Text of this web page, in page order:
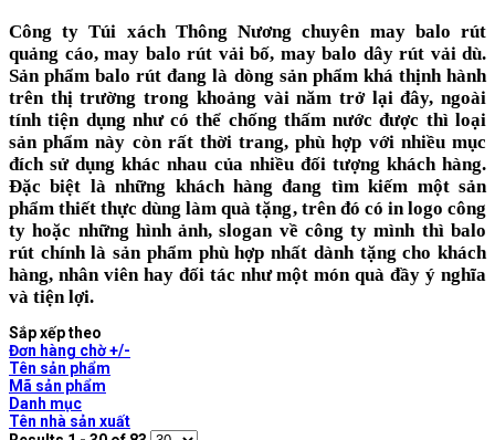
Công ty Túi xách Thông Nương chuyên may balo rút
quảng cáo, may balo rút vải bố, may balo dây rút vải dù.
Sản phẩm balo rút đang là dòng sản phẩm khá thịnh hành
trên thị trường trong khoảng vài năm trở lại đây, ngoài
tính tiện dụng như có thể chống thấm nước được thì loại
sản phẩm này còn rất thời trang, phù hợp với nhiều mục
đích sử dụng khác nhau của nhiều đối tượng khách hàng.
Đặc biệt là những khách hàng đang tìm kiếm một sản
phẩm thiết thực dùng làm quà tặng, trên đó có in logo công
ty hoặc những hình ảnh, slogan về công ty mình thì balo
rút chính là sản phẩm phù hợp nhất dành tặng cho khách
hàng, nhân viên hay đối tác như một món quà đầy ý nghĩa
và tiện lợi.
Sắp xếp theo
Đơn hàng chờ +/-
Tên sản phẩm
Mã sản phẩm
Danh mục
Tên nhà sản xuất